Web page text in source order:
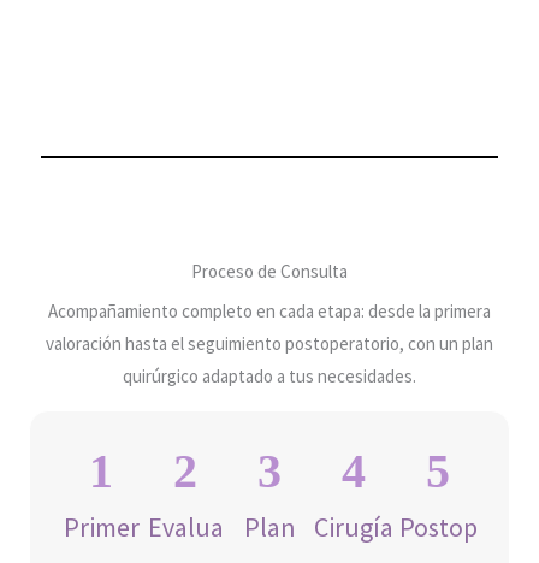
Proceso de Consulta
Acompañamiento completo en cada etapa: desde la primera
valoración hasta el seguimiento postoperatorio, con un plan
quirúrgico adaptado a tus necesidades.
1
Primer
2
Evalua
3
Plan
4
Cirugía
5
Postop